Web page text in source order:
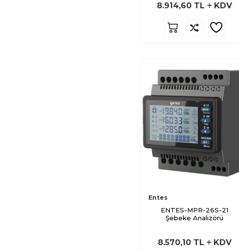
8.914,60 TL KDV
Entes
ENTES-MPR-26S-21
Şebeke Analizörü
8.570,10TL KDV